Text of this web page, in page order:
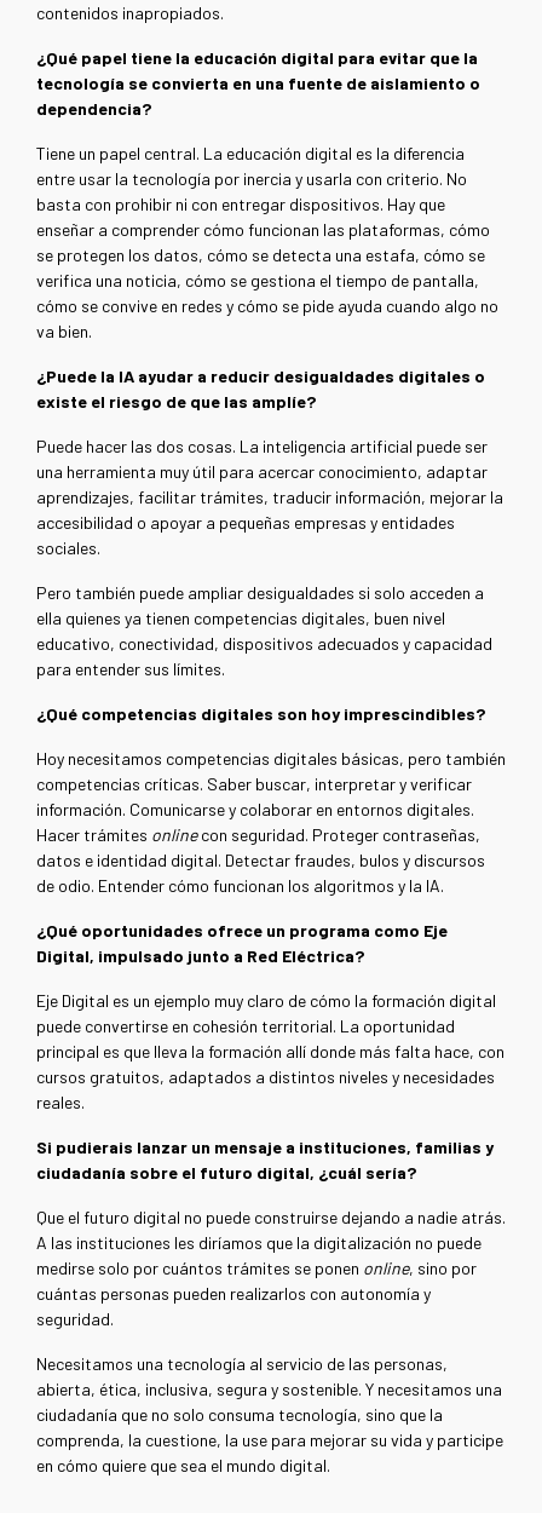
contenidos inapropiados.
¿Qué papel tiene la educación digital para evitar que la
tecnología se convierta en una fuente de aislamiento o
dependencia?
Tiene un papel central. La educación digital es la diferencia
entre usar la tecnología por inercia y usarla con criterio. No
basta con prohibir ni con entregar dispositivos. Hay que
enseñar a comprender cómo funcionan las plataformas, cómo
se protegen los datos, cómo se detecta una estafa, cómo se
verifica una noticia, cómo se gestiona el tiempo de pantalla,
cómo se convive en redes y cómo se pide ayuda cuando algo no
va bien.
¿Puede la IA ayudar a reducir desigualdades digitales o
existe el riesgo de que las amplíe?
Puede hacer las dos cosas. La inteligencia artificial puede ser
una herramienta muy útil para acercar conocimiento, adaptar
aprendizajes, facilitar trámites, traducir información, mejorar la
accesibilidad o apoyar a pequeñas empresas y entidades
sociales.
Pero también puede ampliar desigualdades si solo acceden a
ella quienes ya tienen competencias digitales, buen nivel
educativo, conectividad, dispositivos adecuados y capacidad
para entender sus límites.
¿Qué competencias digitales son hoy imprescindibles?
Hoy necesitamos competencias digitales básicas, pero también
competencias críticas. Saber buscar, interpretar y verificar
información. Comunicarse y colaborar en entornos digitales.
Hacer trámites onlinecon seguridad. Proteger contraseñas,
datos e identidad digital. Detectar fraudes, bulos y discursos
de odio. Entender cómo funcionan los algoritmos y la IA.
¿Qué oportunidades ofrece un programa como Eje
Digital, impulsado junto a Red Eléctrica?
Eje Digital es un ejemplo muy claro de cómo la formación digital
puede convertirse en cohesión territorial. La oportunidad
principal es que lleva la formación allí donde más falta hace, con
cursos gratuitos, adaptados a distintos niveles y necesidades
reales.
Si pudierais lanzar un mensaje a instituciones, familias y
ciudadanía sobre el futuro digital, ¿cuál sería?
Que el futuro digital no puede construirse dejando a nadie atrás.
A las instituciones les diríamos que la digitalización no puede
medirse solo por cuántos trámites se ponen online, sino por
cuántas personas pueden realizarlos con autonomía y
seguridad.
Necesitamos una tecnología al servicio de las personas,
abierta, ética, inclusiva, segura y sostenible. Y necesitamos una
ciudadanía que no solo consuma tecnología, sino que la
comprenda, la cuestione, la use para mejorar su vida y participe
en cómo quiere que sea el mundo digital.